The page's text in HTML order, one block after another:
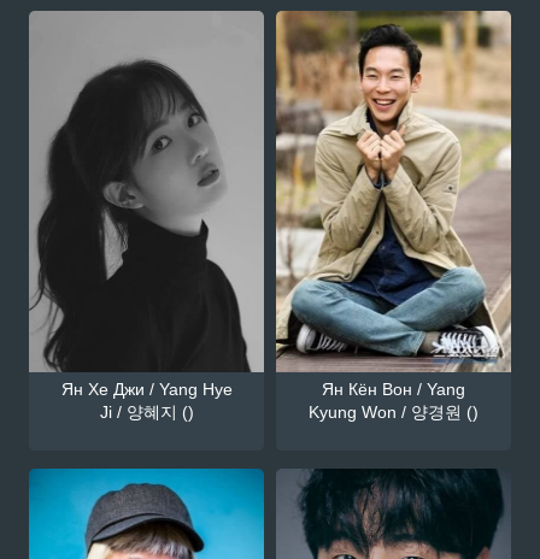
Ян Хе Джи / Yang Hye
Ji / 양혜지 ()
Ян Кён Вон / Yang
Kyung Won / 양경원 ()